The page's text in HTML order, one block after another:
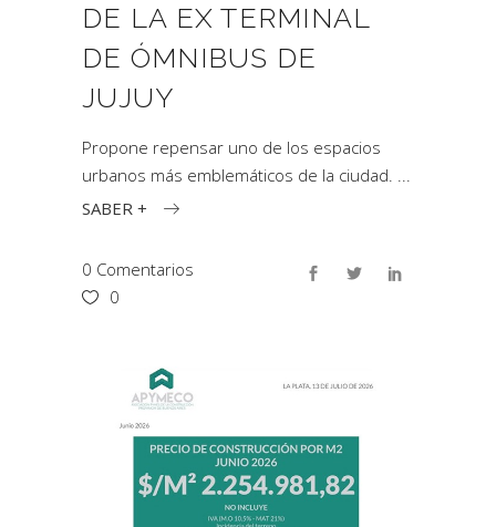
DE LA EX TERMINAL
DE ÓMNIBUS DE
JUJUY
Propone repensar uno de los espacios
urbanos más emblemáticos de la ciudad.
SABER +
0 Comentarios
0